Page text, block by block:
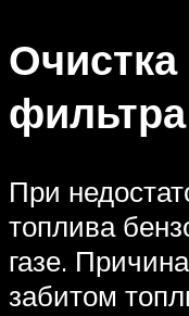
фильтра
При
топлива
газе.
забитом